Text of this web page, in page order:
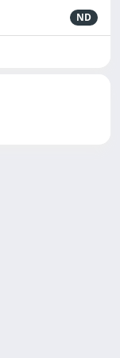
ND